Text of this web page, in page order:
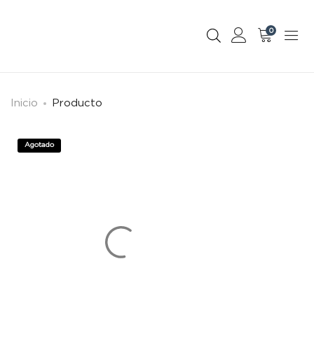
0
Inicio Producto
Agotado